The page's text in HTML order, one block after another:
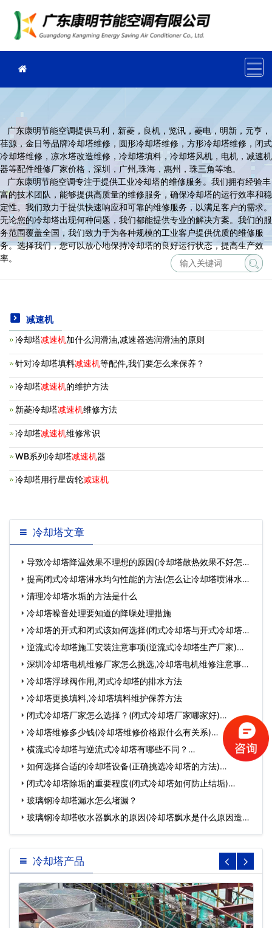
广东康明节能空调提供马利，新菱，良机，览讯，菱电，明新，元亨，
荏源，金日等品牌冷却塔维修，圆形冷却塔维修，方形冷却塔维修，闭式
冷却塔维修，凉水塔改造维修，冷却塔填料，冷却塔风机，电机，减速机
器等配件维修厂家价格，深圳，广州,珠海，惠州，珠三角等地。
广东康明节能空调专注于提供工业冷却塔的维修服务。我们拥有经验丰
富的技术团队，能够提供高质量的维修服务，确保冷却塔的运行效率和稳
定性。我们致力于提供快速响应和可靠的维修服务，以满足客户的需求。
无论您的冷却塔出现何种问题，我们都能提供专业的解决方案。我们的服
务范围覆盖全国，我们致力于为各种规模的工业客户提供优质的维修服
务。选择我们，您可以放心地保持冷却塔的良好运行状态，提高生产效
率。
减速机
冷却塔减速机加什么润滑油,减速器选润滑油的原则
针对冷却塔填料减速机等配件,我们要怎么来保养？
冷却塔减速机的维护方法
新菱冷却塔减速机维修方法
冷却塔减速机维修常识
WB系列冷却塔减速机器
冷却塔用行星齿轮减速机
冷却塔文章
导致冷却塔降温效果不理想的原因(冷却塔散热效果不好怎么
办…提高闭式冷却塔淋水均匀性能的方法(怎么让冷却塔喷淋水更
均…清理冷却塔水垢的方法是什么
冷却塔噪音处理要知道的降噪处理措施
冷却塔的开式和闭式该如何选择(闭式冷却塔与开式冷却塔的
区…逆流式冷却塔施工安装注意事项(逆流式冷却塔生产厂家)…
深圳冷却塔电机维修厂家怎么挑选,冷却塔电机维修注意事
项…冷却塔浮球阀作用,闭式冷却塔的排水方法
冷却塔更换填料,冷却塔填料维护保养方法
闭式冷却塔厂家怎么选择？(闭式冷却塔厂家哪家好)…
冷却塔维修多少钱(冷却塔维修价格跟什么有关系)…
横流式冷却塔与逆流式冷却塔有哪些不同？…
如何选择合适的冷却塔设备(正确挑选冷却塔的方法)…
闭式冷却塔除垢的重要程度(闭式冷却塔如何防止结垢)…
玻璃钢冷却塔漏水怎么堵漏？
玻璃钢冷却塔收水器飘水的原因(冷却塔飘水是什么原因造成)
…
冷却塔产品